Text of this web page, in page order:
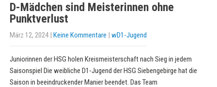
D-Mädchen sind Meisterinnen ohne
Punktverlust
März 12, 2024| Keine Kommentare | wD1-Jugend
Juniorinnen der HSG holen Kreismeisterschaft nach Sieg in jedem
Saisonspiel Die weibliche D1-Jugend der HSG Siebengebirge hat die
Saison in beeindruckender Manier beendet. Das Team